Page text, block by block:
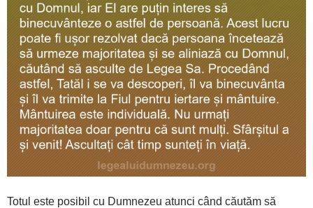
Totul este posibil cu Dumnezeu atunci când căutăm să